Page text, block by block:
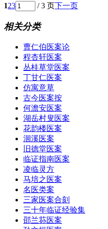
123 / 3 页下一页
相关分类
曹仁伯医案论
程杏轩医案
丛桂草堂医案
丁甘仁医案
仿寓意草
古今医案按
何澹安医案
湖岳村叟医案
花韵楼医案
洄溪医案
旧德堂医案
临证指南医案
凌临灵方
马培之医案
名医类案
三家医案合刻
三十年临证经验集
邵兰荪医案